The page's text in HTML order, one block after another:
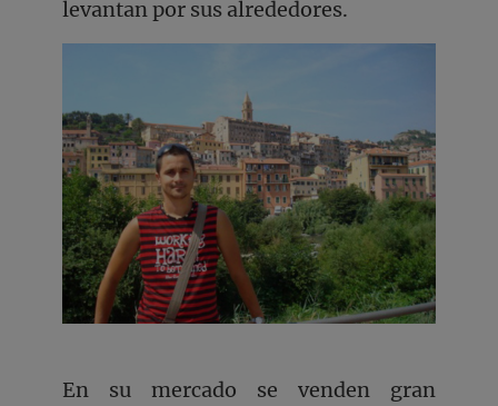
levantan por sus alrededores.
En su mercado se venden gran